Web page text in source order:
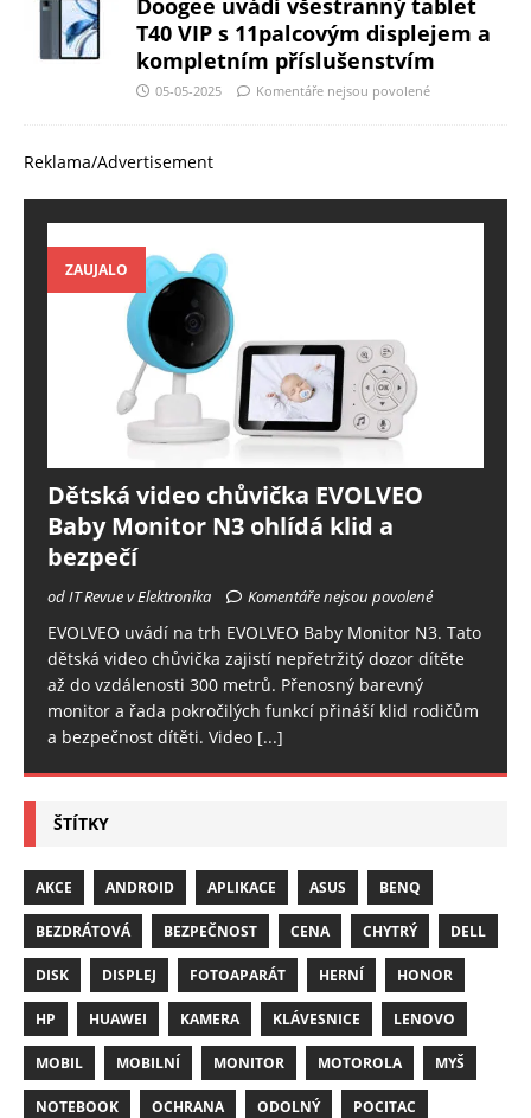
T40 VIP s 11palcovým displejem a
kompletním příslušenstvím
05-05-2025 Komentáře nejsou povolené
Reklama/Advertisement
ZAUJALO
Dětská video chůvička EVOLVEO
Baby Monitor N3 ohlídá klid a
bezpečí
od IT Revue v Elektronika Komentáře nejsou povolené
EVOLVEO uvádí na trh EVOLVEO Baby Monitor N3. Tato
dětská video chůvička zajistí nepřetržitý dozor dítěte
až do vzdálenosti 300 metrů. Přenosný barevný
monitor a řada pokročilých funkcí přináší klid rodičům
a bezpečnost dítěti. Video [...]
ŠTÍTKY
AKCE ANDROID APLIKACE ASUS BENQ
BEZDRÁTOVÁ BEZPEČNOST CENA CHYTRÝ DELL
DISK DISPLEJ FOTOAPARÁT HERNÍ HONOR
HP HUAWEI KAMERA KLÁVESNICE LENOVO
MOBIL MOBILNÍ MONITOR MOTOROLA MYŠ
NOTEBOOK OCHRANA ODOLNÝ POCITAC